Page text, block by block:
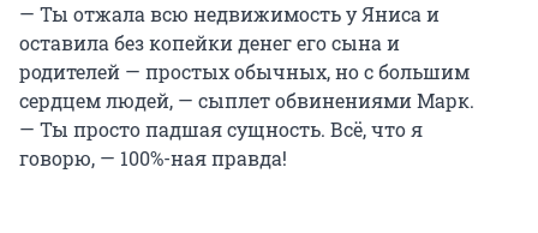
— Ты отжала всю недвижимость у Яниса и
оставила без копейки денег его сына и
родителей — простых обычных, но с большим
сердцем людей, — сыплет обвинениями Марк.
— Ты просто падшая сущность. Всё, что я
говорю, — 100%-ная правда!